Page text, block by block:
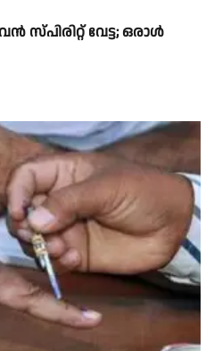
സ്‌പിരിറ്റ് വേട്ട; ഒരാൾ